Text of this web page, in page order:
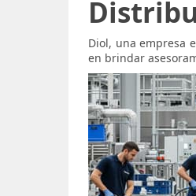
Diol, una empresa
en brindar